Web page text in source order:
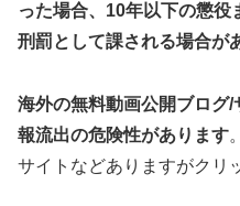
った場合、10年以下の懲
刑罰として課される場合が
海外の無料動画公開ブログ
報流出の危険性があります
サイトなどありますがクリ